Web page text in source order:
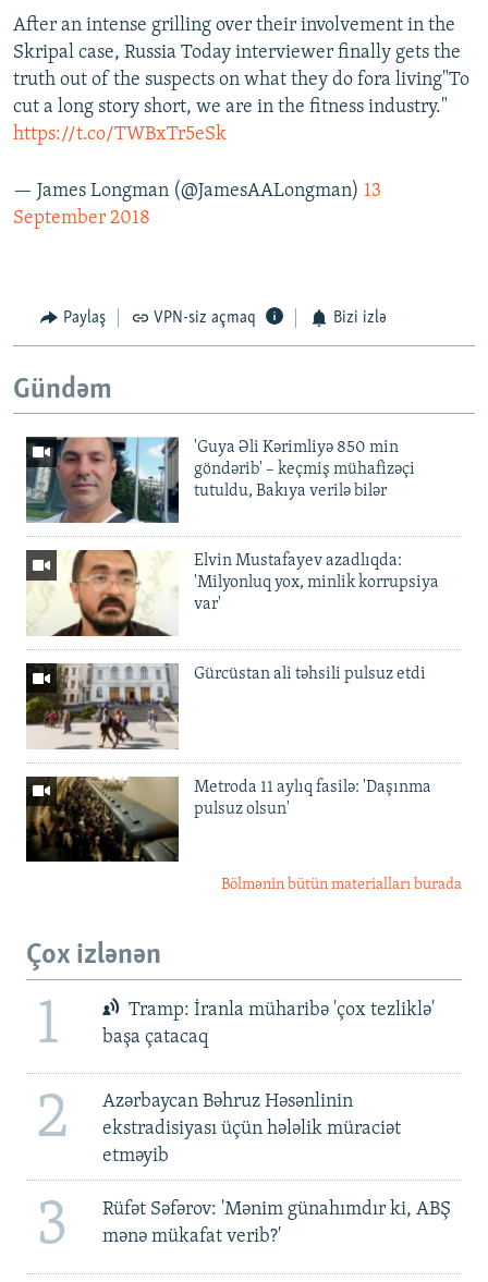
After an intense grilling over their involvement in the
Skripal case, Russia Today interviewer finally gets the
truth out of the suspects on what they do fora living"To
cut a long story short, we are in the fitness industry."
https://t.co/TWBxTr5eSk
— James Longman (@JamesAALongman) 13
September 2018
Paylaş VPN-siz açmaq Bizi izlə
Gündəm
'Guya Əli Kərimliyə 850 min
göndərib' – keçmiş mühafizəçi
tutuldu, Bakıya verilə bilər
Elvin Mustafayev azadlıqda:
'Milyonluq yox, minlik korrupsiya
var'
Gürcüstan ali təhsili pulsuz etdi
Metroda 11 aylıq fasilə: 'Daşınma
pulsuz olsun'
Bölmənin bütün materialları burada
Çox izlənən
1
Tramp: İranla müharibə 'çox tezliklə'
başa çatacaq
2
Azərbaycan Bəhruz Həsənlinin
ekstradisiyası üçün hələlik müraciət
etməyib
3
Rüfət Səfərov: 'Mənim günahımdır ki, ABŞ
mənə mükafat verib?'